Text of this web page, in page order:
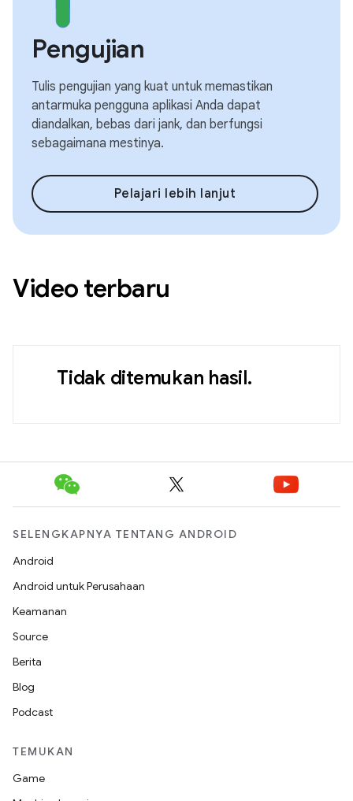
Pengujian
Tulis pengujian yang kuat untuk memastikan
antarmuka pengguna aplikasi Anda dapat
diandalkan, bebas dari jank, dan berfungsi
sebagaimana mestinya.
Pelajari lebih lanjut
Video terbaru
Tidak ditemukan hasil.
SELENGKAPNYA TENTANG ANDROID
Android
Android untuk Perusahaan
Keamanan
Source
Berita
Blog
Podcast
TEMUKAN
Game